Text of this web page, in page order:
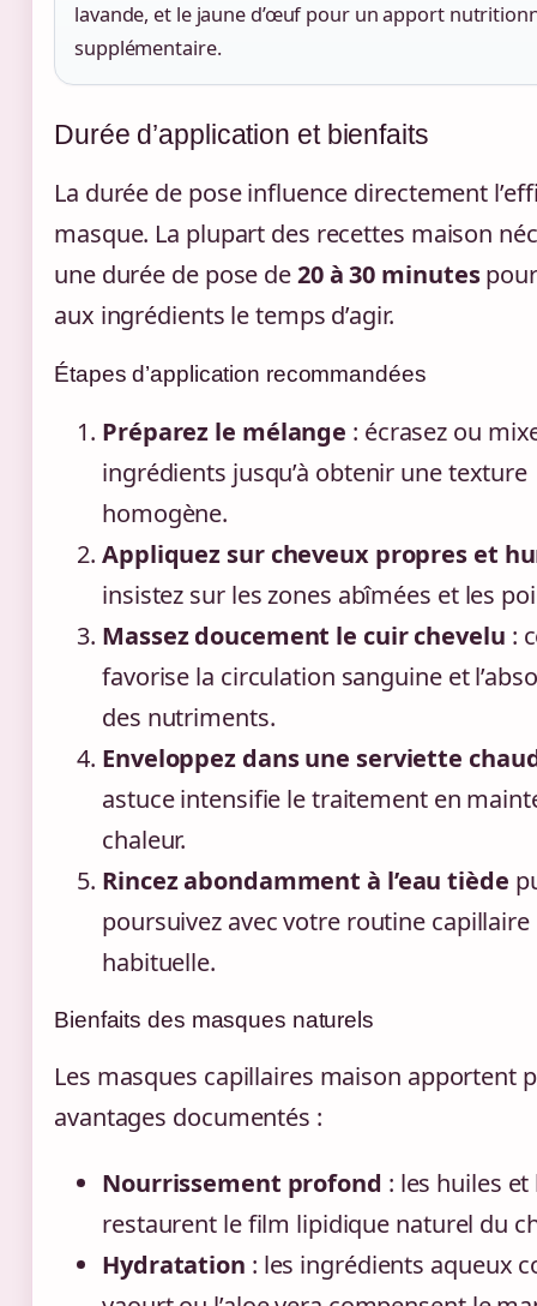
lavande, et le jaune d’œuf pour un apport
supplémentaire.
Durée d’application et bienfaits
La durée de pose influence directement
masque. La plupart des recettes maison
une durée de pose de20 à 30 minutes
aux ingrédients le temps d’agir.
Étapes d’application recommandées
Préparez le mélange : écrasez ou
ingrédients jusqu’à obtenir une texture
homogène.
Appliquez sur cheveux propres et
insistez sur les zones abîmées et les
Massez doucement le cuir chevelu :
favorise la circulation sanguine et
des nutriments.
Enveloppez dans une serviette
astuce intensifie le traitement en
chaleur.
Rincez abondamment à l’eau tiède
poursuivez avec votre routine capillaire
habituelle.
Bienfaits des masques naturels
Les masques capillaires maison apportent
avantages documentés :
Nourrissement profond : les huiles
restaurent le film lipidique naturel du
Hydratation : les ingrédients aqueux